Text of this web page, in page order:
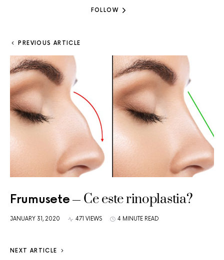
FOLLOW
PREVIOUS ARTICLE
Frumusete Ce este rinoplastia?
JANUARY 31, 2020 471 VIEWS 4 MINUTE READ
NEXT ARTICLE